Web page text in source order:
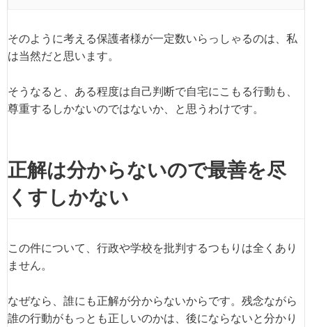
そのように考える保護者様が一定数いらっしゃるのは、私
は当然だと思います。
そうなると、ある程度は自己判断で自宅にこもる行動も、
尊重するしかないのではないか、と思うわけです。
正解は分からないので最善を尽
くすしかない
この件について、行政や学校を批判するつもりは全くあり
ません。
なぜなら、誰にも正解が分からないからです。残念ながら
誰の行動がもっとも正しいのかは、後にならないと分かり